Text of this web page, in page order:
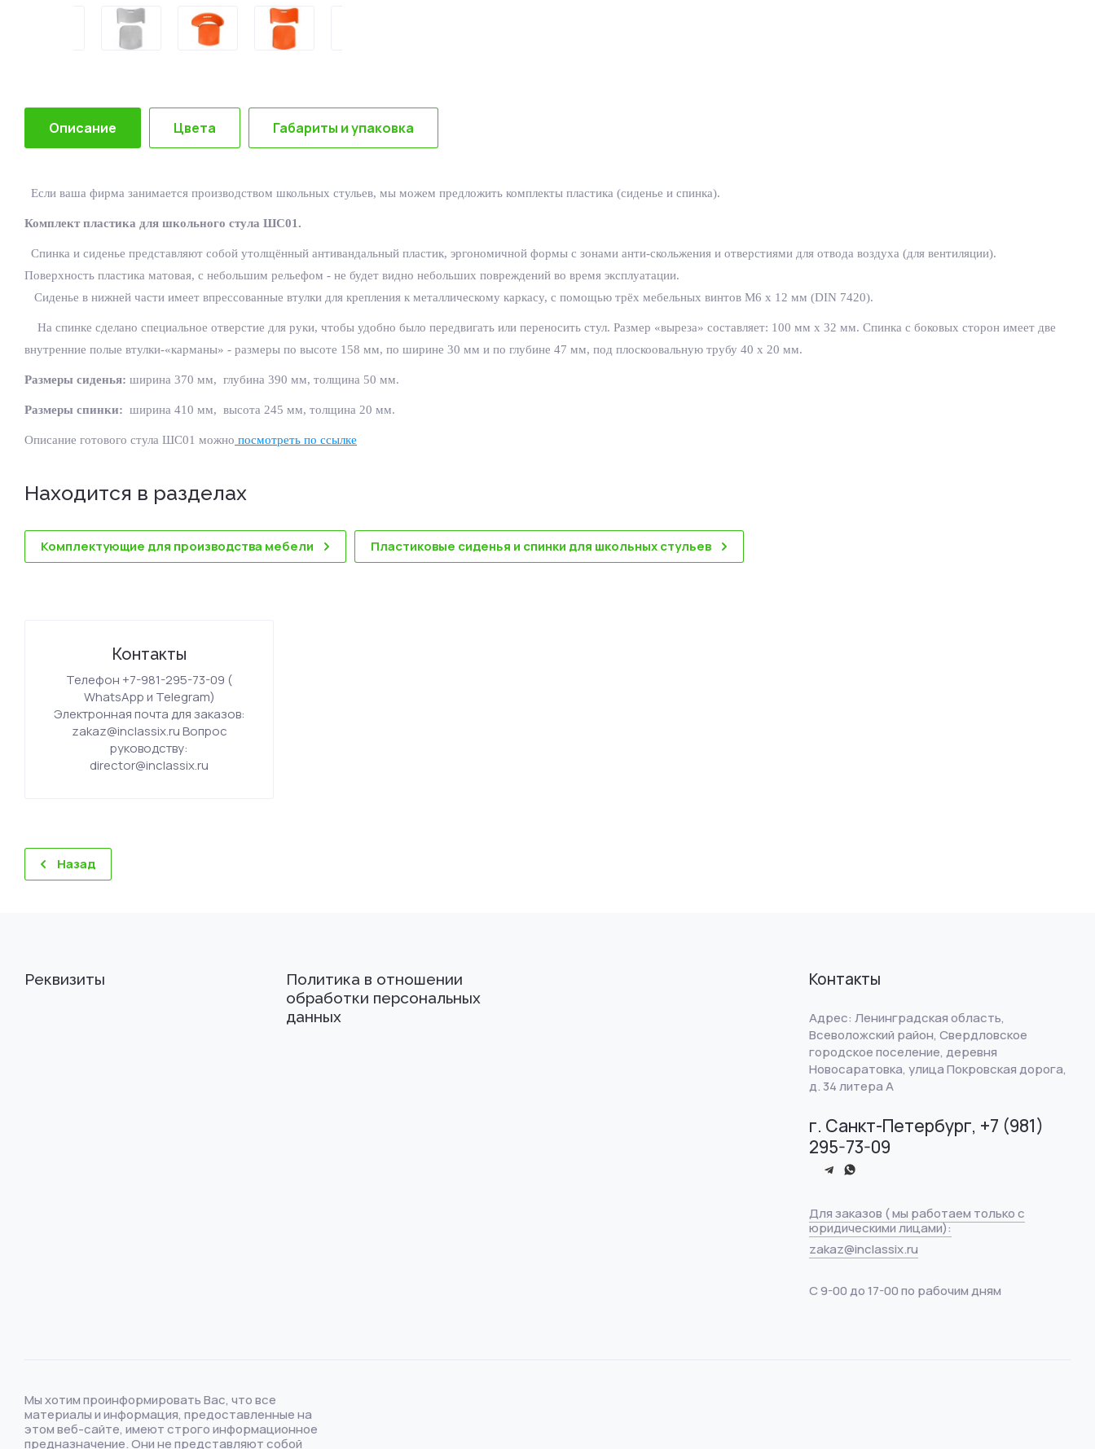
Описание Цвета Габариты и упаковка
Если ваша фирма занимается производством школьных стульев, мы можем предложить комплекты пластика (сиденье и спинка).
Комплект пластика для школьного стула ШС01.
Спинка и сиденье представляют собой утолщённый антивандальный пластик, эргономичной формы с зонами анти-скольжения и отверстиями для отвода воздуха (для вентиляции).
Поверхность пластика матовая, с небольшим рельефом - не будет видно небольших повреждений во время эксплуатации.
Сиденье в нижней части имеет впрессованные втулки для крепления к металлическому каркасу, с помощью трёх мебельных винтов М6 х 12 мм (DIN 7420).
На спинке сделано специальное отверстие для руки, чтобы удобно было передвигать или переносить стул. Размер «выреза» составляет: 100 мм х 32 мм. Спинка с боковых сторон имеет две
внутренние полые втулки-«карманы» - размеры по высоте 158 мм, по ширине 30 мм и по глубине 47 мм, под плоскоовальную трубу 40 х 20 мм.
Размеры сиденья: ширина 370 мм, глубина 390 мм, толщина 50 мм.
Размеры спинки: ширина 410 мм, высота 245 мм, толщина 20 мм.
Описание готового стула ШС01 можно посмотреть по ссылке
Находится в разделах
Комплектующие для производства мебели Пластиковые сиденья и спинки для школьных стульев
Контакты
Телефон +7-981-295-73-09 (
WhatsApp и Telegram)
Электронная почта для заказов:
zakaz@inclassix.ru Вопрос
руководству:
director@inclassix.ru
Назад
Реквизиты
Политика в отношении
обработки персональных
данных
Контакты
Адрес: Ленинградская область,
Всеволожский район, Свердловское
городское поселение, деревня
Новосаратовка, улица Покровская дорога,
д. 34 литера А
г. Санкт-Петербург, +7 (981)
295-73-09
Для заказов ( мы работаем только с
юридическими лицами):
zakaz@inclassix.ru
С 9-00 до 17-00 по рабочим дням
Мы хотим проинформировать Вас, что все
материалы и информация, предоставленные на
этом веб-сайте, имеют строго информационное
предназначение. Они не представляют собой